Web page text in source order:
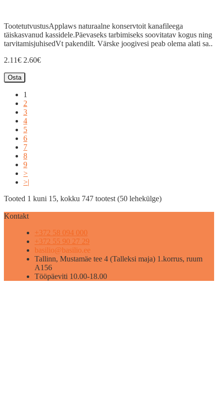
TootetutvustusApplaws naturaalne konservtoit kanafileega
täiskasvanud kassidele.Päevaseks tarbimiseks soovitatav kogus ning
tarvitamisjuhisedVt pakendilt. Värske joogivesi peab olema alati sa..
2.11€ 2.60€
Osta
1
2
3
4
5
6
7
8
9
>
>|
Tooted 1 kuni 15, kokku 747 tootest (50 lehekülge)
Kontakt
+372 58 094 000
+372 55 90 27 29
basilio@basilio.ee
Tallinn, Mustamäe tee 4 (Talleksi maja) 1.korrus, ruum
A156
Tööpäeviti 10.00-18.00